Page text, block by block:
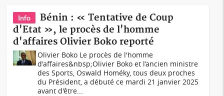
Info
Bénin : « Tentative de Coup
d'Etat », le procès de l'homme
d'affaires Olivier Boko reporté
Olivier Boko Le procès de l'homme
d'affaires&nbsp;Olivier Boko et l’ancien ministre
des Sports, Oswald Homéky, tous deux proches
du Président, a débuté ce mardi 21 janvier 2025
avant d'être...